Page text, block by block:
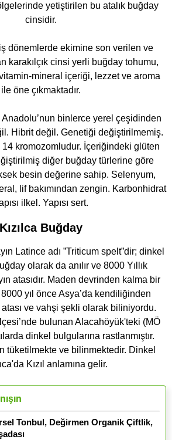
yetiştirilen bu atalık buğday
cinsidir.
dönemlerde ekimine son verilen ve
karakılçık cinsi yerli buğday tohumu,
mineral içeriği, lezzet ve aroma
ile öne çıkmaktadır.
Anadolu’nun binlerce yerel çeşidinden
Hibrit değil. Genetiği değiştirilmemiş.
14 kromozomludur. İçeriğindeki glüten
diğer buğday türlerine göre
besin değerine sahip. Selenyum,
lif bakımından zengin. Karbonhidrat
ilkel. Yapısı sert.
Kızılca Buğday
Latince adı ”Triticum spelt”dir; dinkel
olarak da anılır ve 8000 Yıllık
atasıdır. Maden devrinden kalma bir
yıl önce Asya’da kendiliğinden
ve vahşi şekli olarak biliniyordu.
bulunan Alacahöyük'teki (MÖ
dinkel bulgularına rastlanmıştır.
tüketilmekte ve bilinmektedir. Dinkel
Kızıl anlamına gelir.
Tonbul, Değirmen Organik Çiftlik,